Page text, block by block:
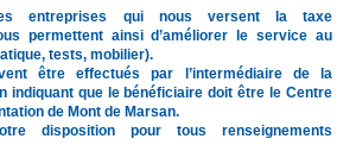
entreprises qui nous versent la taxe
permettent ainsi d’améliorer le service au
tests, mobilier).
être effectués par l’intermédiaire de la
indiquant que le bénéficiaire doit être le Centre
de Mont de Marsan.
disposition pour tous renseignements